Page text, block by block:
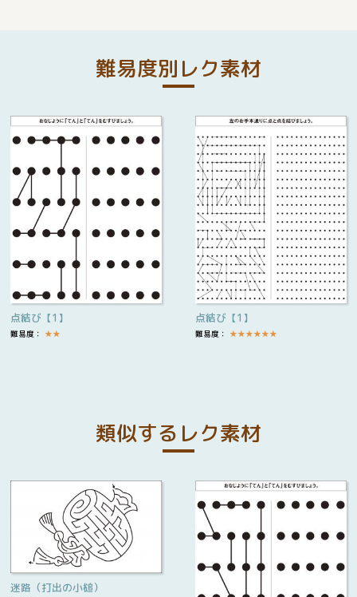
難易度別レク素材
点結び【1】
難易度： ★★
点結び【1】
難易度： ★★★★★★
類似するレク素材
迷路（打出の小槌）